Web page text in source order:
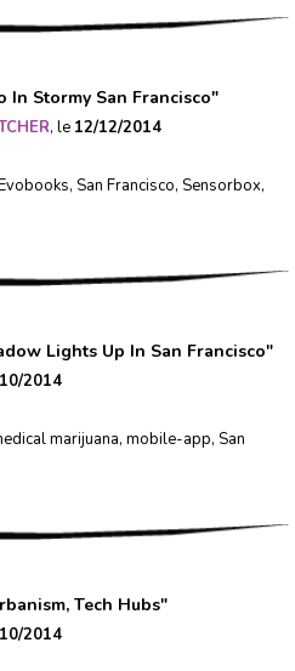
In Stormy San Francisco"
, le 12/12/2014
, San Francisco, Sensorbox,
Lights Up In San Francisco"
2014
marijuana, mobile-app, San
Tech Hubs"
2014